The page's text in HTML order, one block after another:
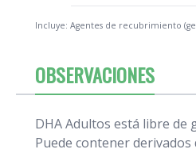
Incluye: Agentes de recubrimiento
OBSERVACIONES
DHA Adultos está libre de
Puede contener derivados